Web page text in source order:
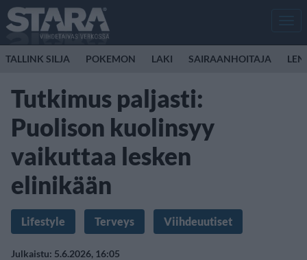
TALLINK SILJA POKEMON LAKI SAIRAANHOITAJA
Tutkimus paljasti:
Puolison kuolinsyy
vaikuttaa lesken
elinikään
Lifestyle Terveys Viihdeuutiset
Julkaistu: 5.6.2026, 16:05